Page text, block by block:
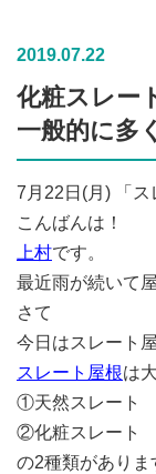
2019.07.22
化粧スレー
一般的に多
7月22日(月) 「ス
こんばんは！
上村です。
最近雨が続いて
さて
今日はスレート
スレート屋根は
①天然スレート
②化粧スレート
の2種類がありま